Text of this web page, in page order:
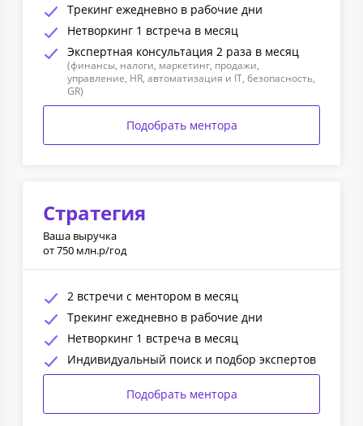
Трекинг ежедневно в рабочие дни
Нетворкинг 1 встреча в месяц
Экспертная консультация 2 раза в месяц
(финансы, налоги, маркетинг, продажи,
управление, HR, автоматизация и IT, безопасность,
GR)
Подобрать ментора
Стратегия
Ваша выручка
от 750 млн.р/год
2 встречи с ментором в месяц
Трекинг ежедневно в рабочие дни
Нетворкинг 1 встреча в месяц
Индивидуальный поиск и подбор экспертов
Подобрать ментора